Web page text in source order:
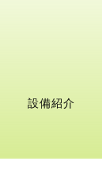
設備紹介